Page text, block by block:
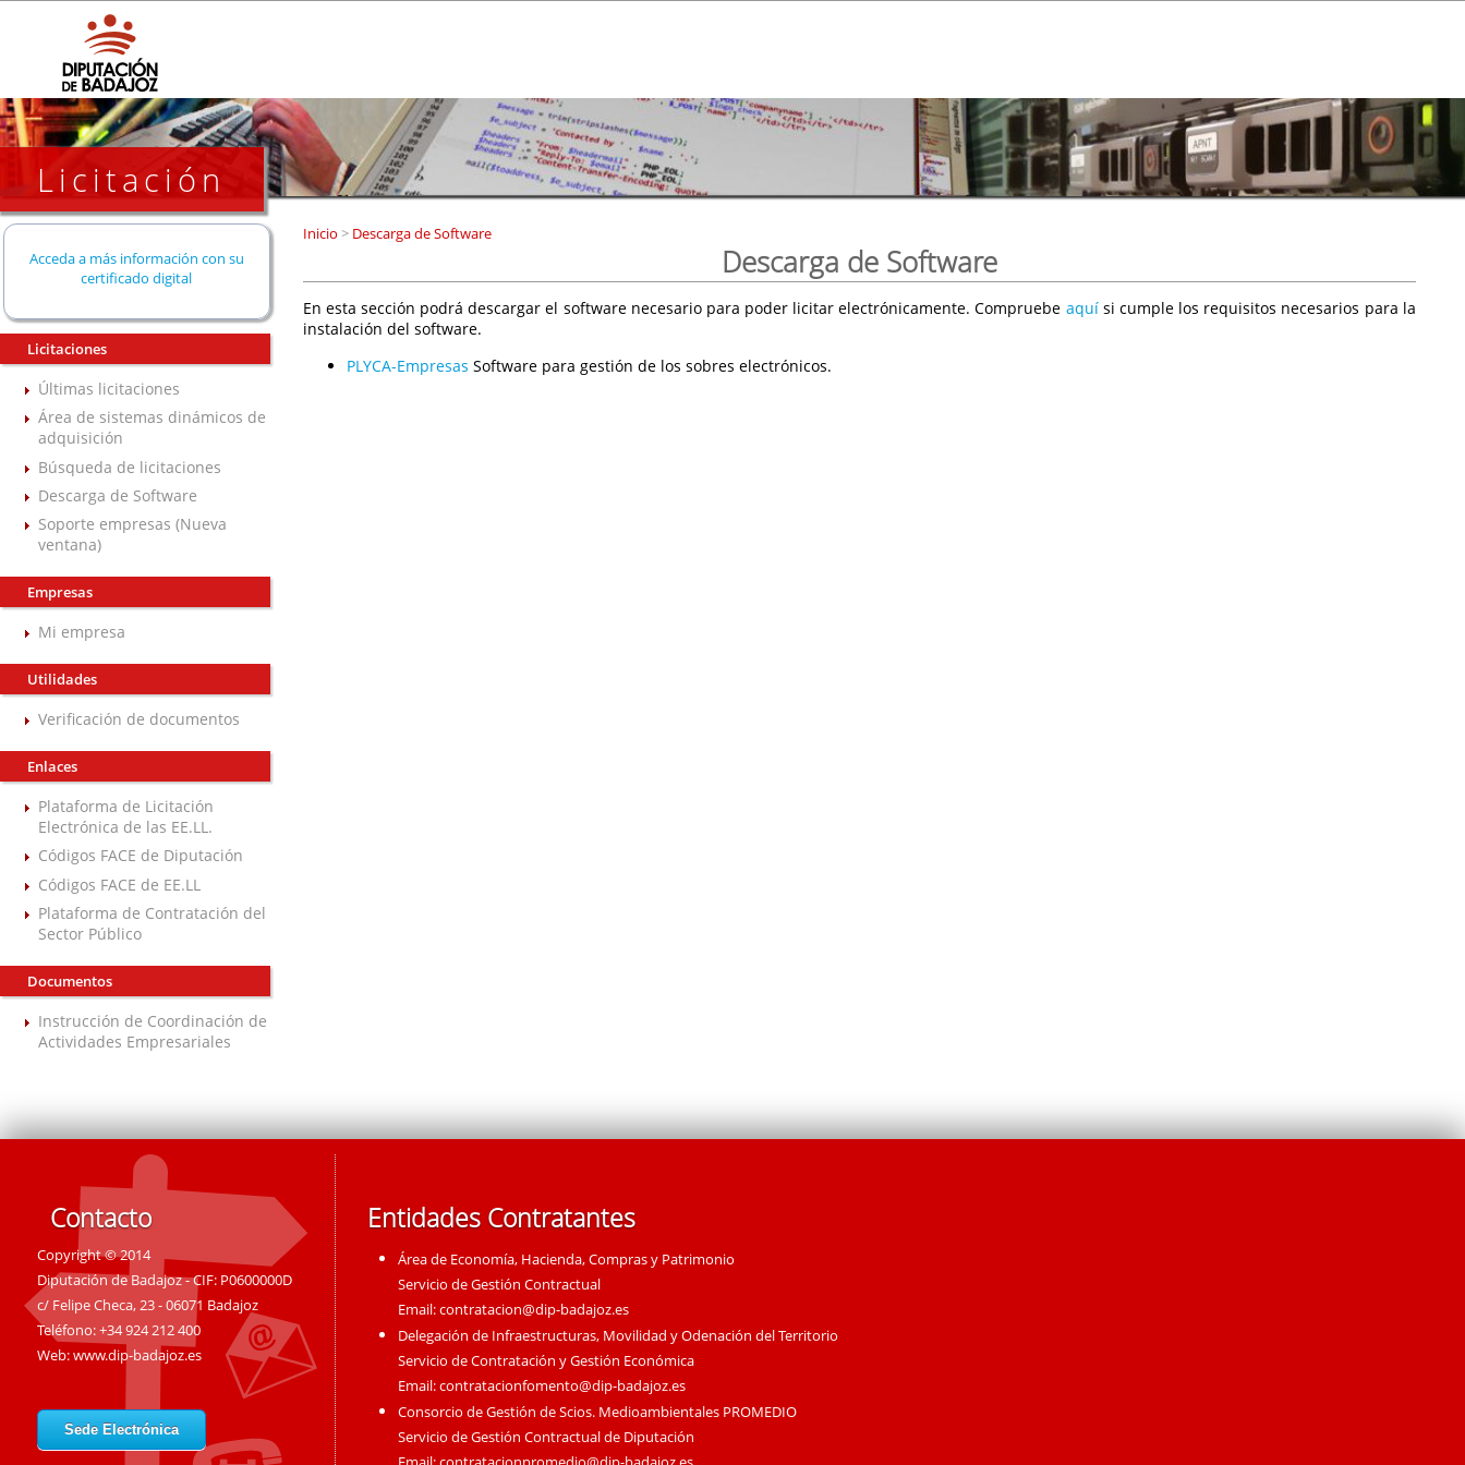
Licitación
Acceda a más información con su
certificado digital
Licitaciones
Últimas licitaciones
Área de sistemas dinámicos de
adquisición
Búsqueda de licitaciones
Descarga de Software
Soporte empresas (Nueva
ventana)
Empresas
Mi empresa
Utilidades
Verificación de documentos
Enlaces
Plataforma de Licitación
Electrónica de las EE.LL.
Códigos FACE de Diputación
Códigos FACE de EE.LL
Plataforma de Contratación del
Sector Público
Documentos
Instrucción de Coordinación de
Actividades Empresariales
Inicio >Descarga de Software
Descarga de Software
En esta sección podrá descargar el software necesario para poder licitar electrónicamente. Compruebe aquísi cumple los requisitos necesarios para la
instalación del software.
PLYCA-Empresas Software para gestión de los sobres electrónicos.
Contacto
Copyright © 2014
Diputación de Badajoz - CIF: P0600000D
c/ Felipe Checa, 23 - 06071 Badajoz
Teléfono: +34 924 212 400
Web:www.dip-badajoz.es
Sede Electrónica
Entidades Contratantes
Área de Economía, Hacienda, Compras y Patrimonio
Servicio de Gestión Contractual
Email:contratacion@dip-badajoz.es
Delegación de Infraestructuras, Movilidad y Odenación del Territorio
Servicio de Contratación y Gestión Económica
Email:contratacionfomento@dip-badajoz.es
Consorcio de Gestión de Scios. Medioambientales PROMEDIO
Servicio de Gestión Contractual de Diputación